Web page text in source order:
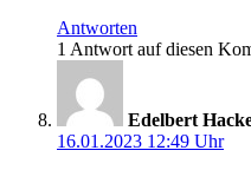
Antworten
1 Antwort auf diesen
Edelbert
16.01.2023 12:49 Uhr